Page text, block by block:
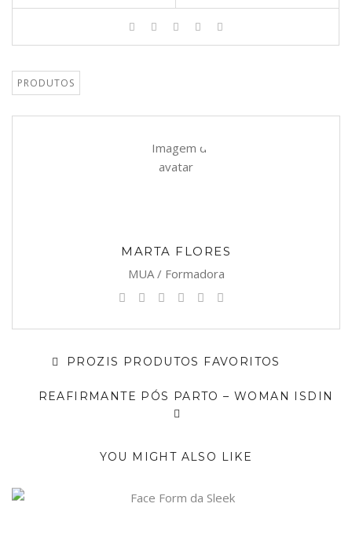
PRODUTOS
MARTA FLORES
MUA / Formadora
PROZIS PRODUTOS FAVORITOS
REAFIRMANTE PÓS PARTO – WOMAN ISDIN
YOU MIGHT ALSO LIKE